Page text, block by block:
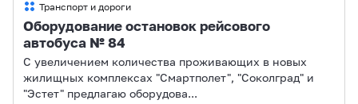
Транспорт и дороги
Оборудование остановок рейсового
автобуса № 84
С увеличением количества проживающих в новых
жилищных комплексах "Смартполет", "Соколград" и
"Эстет" предлагаю оборудова...